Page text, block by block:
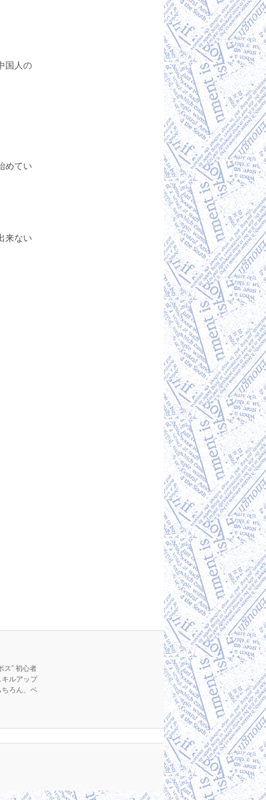
国人の
めてい
来ない
ス” 初心者
ルアップ
ろん、ベ